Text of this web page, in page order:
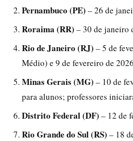
Pernambuco (PE) – 26 de
Roraima (RR) – 30 de janeiro
Rio de Janeiro (RJ) – 5 de
Médio) e 9 de fevereiro de
Minas Gerais (MG) – 10 de
para alunos; professores
Distrito Federal (DF) – 12 de
Rio Grande do Sul (RS) – 18